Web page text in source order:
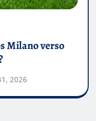
Milano verso
2026